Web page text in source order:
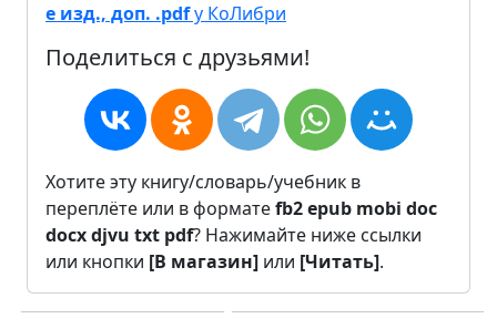
е изд., доп. .pdfу КоЛибри
Поделиться с друзьями!
Хотите эту книгу/словарь/учебник в
переплёте или в форматеfb2epub mobi doc
docxdjvu txt pdf? Нажимайте ниже ссылки
или кнопки [В магазин] или [Читать].